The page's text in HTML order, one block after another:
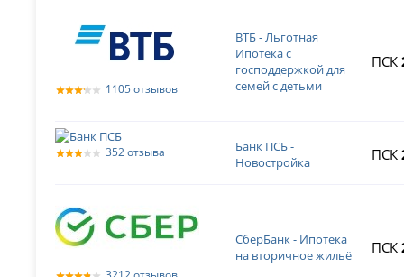
1105 отзывов
ВТБ - Льготная
Ипотека с
господдержкой для
семей с детьми
ПСК
352 отзыва
Банк ПСБ -
Новостройка
ПСК
СберБанк - Ипотека
на вторичное жильё
ПСК